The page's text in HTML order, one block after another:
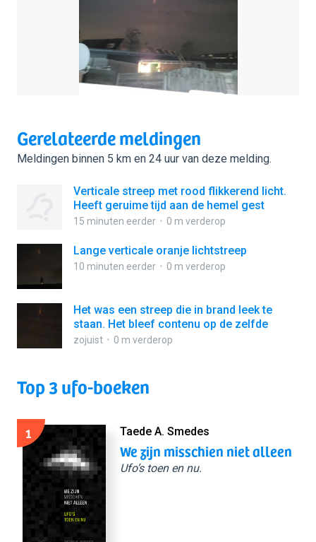
Gerelateerde meldingen
Meldingen binnen 5 km en 24 uur van deze melding.
Verticale streep met rood flikkerend licht.
Heeft geruime tijd aan de hemel gest
15 minuten eerder 0 m verderop
Lange verticale oranje lichtstreep
10 minuten eerder 0 m verderop
Het was een streep die in brand leek te
staan. Het bleef contenu op de zelfde
zojuist 0 m verderop
Top 3 ufo-boeken
1 Taede A. Smedes
We zijn misschien niet alleen
Ufo’s toen en nu.